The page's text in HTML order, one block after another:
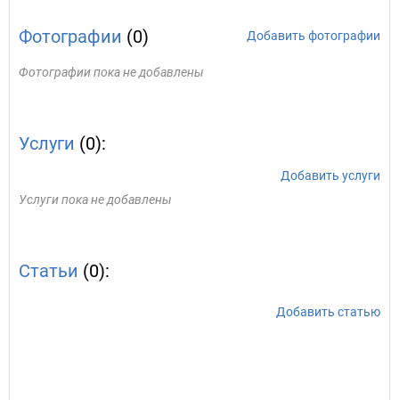
Фотографии (0) Добавить фотографии
Фотографии пока не добавлены
Услуги (0):
Добавить услуги
Услуги пока не добавлены
Статьи (0):
Добавить статью